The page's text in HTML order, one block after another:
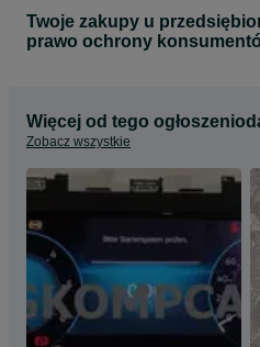
SW3 - 32346210 AA,
SW4 - 32346212 AA,
SW5 - 32315778 AA,
Twoje zakupy u
prawo ochrony
Więcej od tego
Zobacz wszystkie